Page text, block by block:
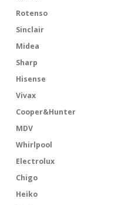
Rotenso
Sinclair
Midea
Sharp
Hisense
Vivax
Cooper&Hunter
MDV
Whirlpool
Electrolux
Chigo
Heiko